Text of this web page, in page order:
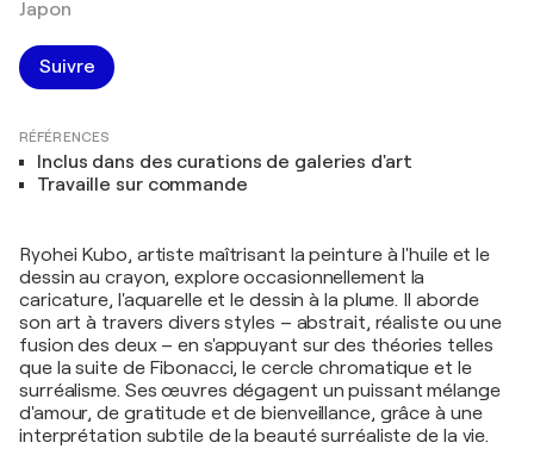
Japon
Suivre
RÉFÉRENCES
Inclus dans des curations de galeries d'art
Travaille sur commande
Ryohei Kubo, artiste maîtrisant la peinture à l'huile et le
dessin au crayon, explore occasionnellement la
caricature, l'aquarelle et le dessin à la plume. Il aborde
son art à travers divers styles – abstrait, réaliste ou une
fusion des deux – en s'appuyant sur des théories telles
que la suite de Fibonacci, le cercle chromatique et le
surréalisme. Ses œuvres dégagent un puissant mélange
d'amour, de gratitude et de bienveillance, grâce à une
interprétation subtile de la beauté surréaliste de la vie.